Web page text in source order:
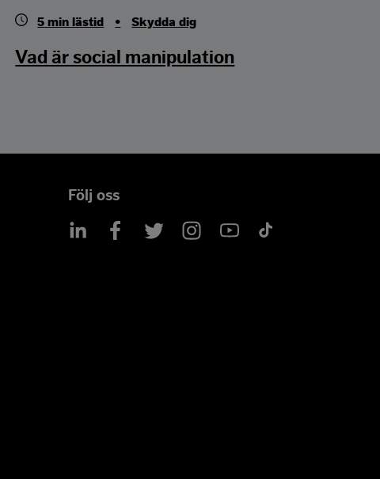
5 min lästid • Skydda dig
Vad är social manipulation
Följ oss